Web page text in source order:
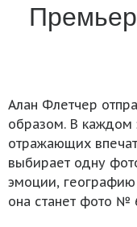
Алан Флетчер
образом. В каждом
отражающих
выбирает одну
эмоции,
она станет фото №